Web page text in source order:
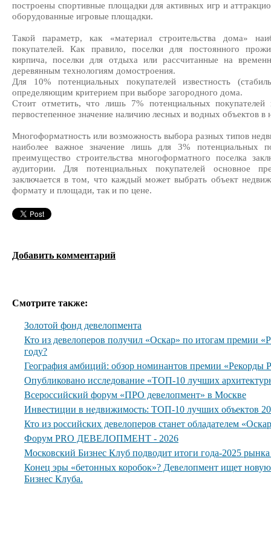
построены спортивные площадки для активных игр и
оборудованные игровые площадки.
Такой параметр, как «материал строительства дома»
покупателей. Как правило, поселки для постоянного
кирпича, поселки для отдыха или рассчитанные на
деревянным технологиям домостроения.
Для 10% потенциальных покупателей известность
определяющим критерием при выборе загородного дома.
Стоит отметить, что лишь 7% потенциальных
первостепенное значение наличию лесных и водных объектов в
Многоформатность или возможность выбора разных типов
наиболее важное значение лишь для 3% потенциальных
преимущество строительства многоформатного поселка
аудитории. Для потенциальных покупателей основное
заключается в том, что каждый может выбрать объект
формату и площади, так и по цене.
Добавить комментарий
Смотрите также:
Золотой фонд девелопмента
Кто из девелоперов получил «Оскар» по итогам премии
году?
География амбиций: обзор номинантов премии
Опубликовано исследование «ТОП-10 лучших
Всероссийский форум «ПРО девелопмент» в Москве
Инвестиции в недвижимость: ТОП-10 лучших объектов
Кто из российских девелоперов станет обладателем
Форум PRO ДЕВЕЛОПМЕНТ - 2026
Московский Бизнес Клуб подводит итоги года-2025
Конец эры «бетонных коробок»? Девелопмент ищет
Бизнес Клуба.